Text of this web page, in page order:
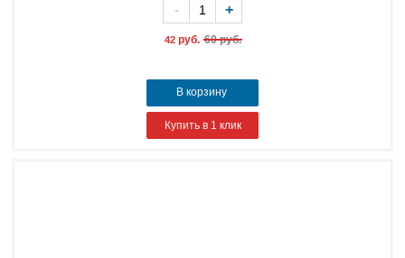
42руб. 60 руб.
- +
В корзину
Купить в 1 клик